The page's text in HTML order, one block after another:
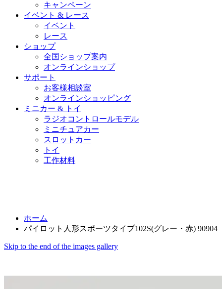
キャンペーン
イベント & レース
イベント
レース
ショップ
全国ショップ案内
オンラインショップ
サポート
お客様相談室
オンラインショッピング
ミニカー & トイ
ラジオコントロールモデル
ミニチュアカー
スロットカー
トイ
工作材料
ホーム
パイロット人形スポーツタイプ102S(グレー・赤) 90904
Skip to the end of the images gallery